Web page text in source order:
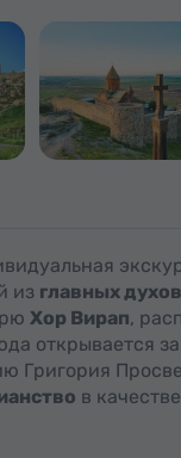
из главных
Хор Вирап,
открывается
Григория
в